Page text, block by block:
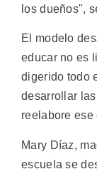
los dueños",
El modelo
educar no es
digerido todo
desarrollar
reelabore ese
Mary Díaz,
escuela se